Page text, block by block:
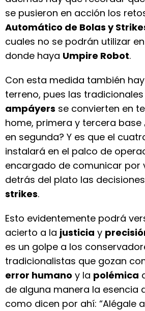
se pusieron en acción los
Automático de Bolas y
cuales no se podrán utilizar
donde haya Umpire Robot.
Con esta medida también
terreno, pues las
ampáyers se convierten en
home, primera y tercera base
en segunda? Y es que el
instalará en el palco de
encargado de comunicar por
detrás del plato las
strikes.
Esto evidentemente podrá
acierto a la justicia y
es un golpe a los
tradicionalistas que gozan
error humano y la polémica
de alguna manera la esencia
como dicen por ahí: “Alégale